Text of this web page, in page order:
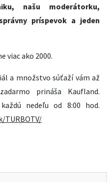
našu moderátorku,
príspevok a jeden
viac ako 2000.
a množstvo súťaží vám až
prináša Kaufland.
nedeľu od 8:00 hod.
TURBOTV/